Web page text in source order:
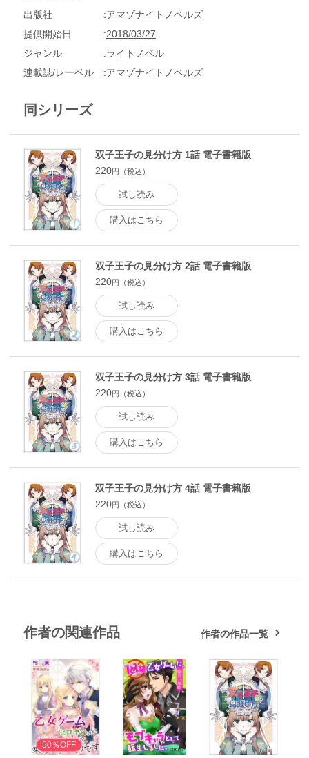
た“一卵性双生児”の王子達を見分けられるわけがないし、婚約
にも興味もない。当たるわけがないと思い、「勘で当てます」
熱い視線にドキドキ翻弄されて――。「小説家になろう」で大
人気の作家・怜美が贈る珠玉の恋愛ストーリーをご堪能あれ。
出版社
アマゾナイトノベルズ
提供開始日
2018/03/27
ジャンル
ライトノベル
連載誌/レーベル
アマゾナイトノベルズ
同シリーズ
双子王子の見分け方 1話 電子書籍版
220円（税込）
試し読み
購入はこちら
双子王子の見分け方 2話 電子書籍版
220円（税込）
試し読み
購入はこちら
双子王子の見分け方 3話 電子書籍版
220円（税込）
試し読み
購入はこちら
双子王子の見分け方 4話 電子書籍版
220円（税込）
試し読み
購入はこちら
作者の関連作品 作者の作品一覧
50％OFF